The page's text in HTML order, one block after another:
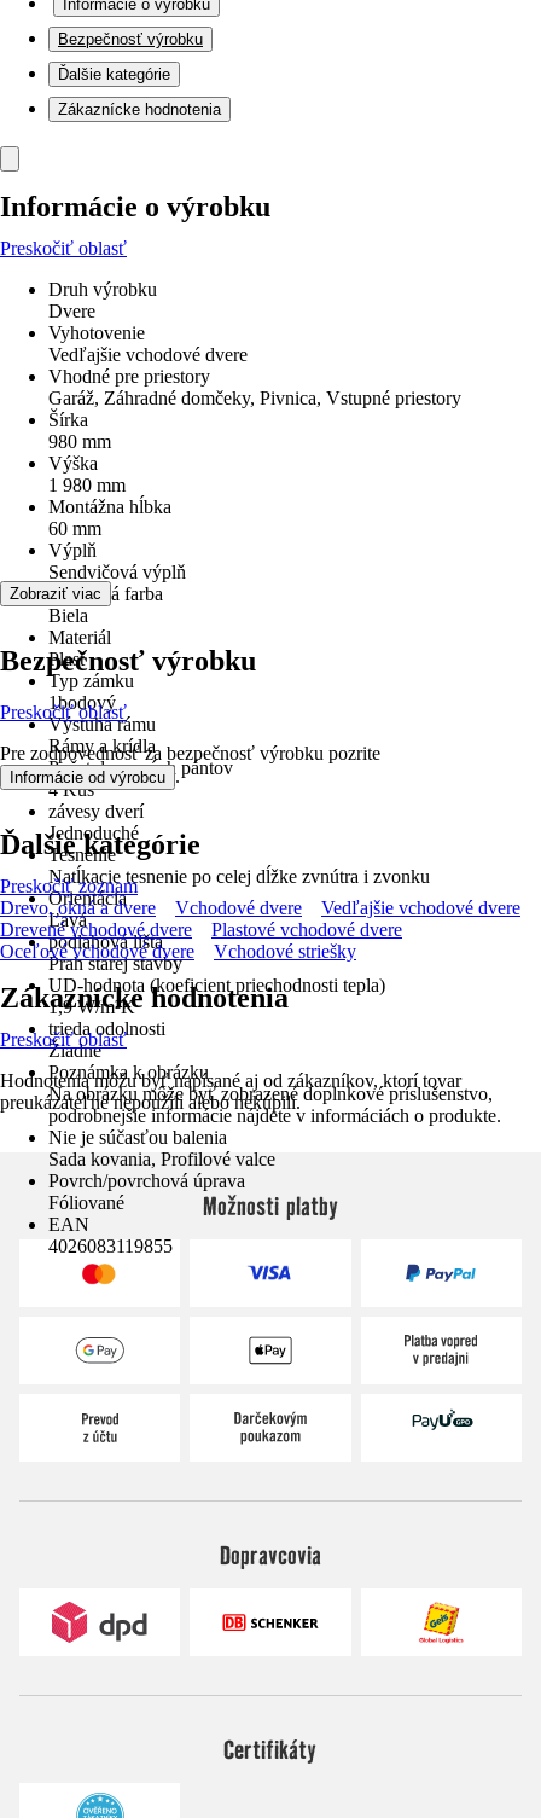
Informácie o výrobku
Bezpečnosť výrobku
Ďalšie kategórie
Zákaznícke hodnotenia
Informácie o výrobku
Preskočiť oblasť
Druh výrobku
Dvere
Vyhotovenie
Vedľajšie vchodové dvere
Vhodné pre priestory
Garáž, Záhradné domčeky, Pivnica, Vstupné priestory
Šírka
980 mm
Výška
1 980 mm
Montážna hĺbka
60 mm
Výplň
Sendvičová výplň
Základná farba
Biela
Materiál
Plast
Typ zámku
1bodový
Výstuha rámu
Rámy a krídla
Počet dverových pántov
4 Kus
závesy dverí
Jednoduché
Tesnenie
Natĺkacie tesnenie po celej dĺžke zvnútra i zvonku
Orientácia
Ľavá
podlahová lišta
Prah starej stavby
UD-hodnota (koeficient priechodnosti tepla)
1,9 W/m²K
trieda odolnosti
Žiadne
Poznámka k obrázku
Na obrázku môže byť zobrazené doplnkové príslušenstvo,
podrobnejšie informácie nájdete v informáciách o produkte.
Nie je súčasťou balenia
Sada kovania, Profilové valce
Povrch/povrchová úprava
Fóliované
EAN
4026083119855
Zobraziť viac
Bezpečnosť výrobku
Preskočiť oblasť
Pre zodpovednosť za bezpečnosť výrobku pozrite
Informácie od výrobcu .
Ďalšie kategórie
Preskočiť zoznam
Drevo, okná a dvere
Vchodové dvere
Vedľajšie vchodové dvere
Drevené vchodové dvere
Plastové vchodové dvere
Oceľové vchodové dvere
Vchodové striešky
Zákaznícke hodnotenia
Preskočiť oblasť
Hodnotenia môžu byť napísané aj od zákazníkov, ktorí tovar
preukázateľne nepoužili alebo nekúpili.
Možnosti platby
Dopravcovia
Certifikáty